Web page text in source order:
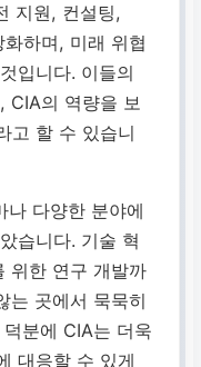
지원, 컨설팅,
하며, 미래 위협
입니다. 이들의
CIA의 역량을 보
고 할 수 있습니
나 다양한 분야에
습니다. 기술 혁
위한 연구 개발까
는 곳에서 묵묵히
분에 CIA는 더욱
대응할 수 있게